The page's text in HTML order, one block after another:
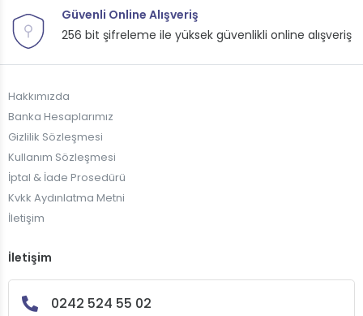
Güvenli Online Alışveriş
256 bit şifreleme ile yüksek güvenlikli online alışveriş
Hakkımızda
Banka Hesaplarımız
Gizlilik Sözleşmesi
Kullanım Sözleşmesi
İptal & İade Prosedürü
Kvkk Aydınlatma Metni
İletişim
İletişim
0242 524 55 02